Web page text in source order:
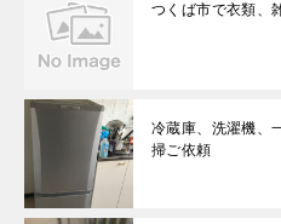
つくば市で衣類、
冷蔵庫、洗濯機、
掃ご依頼